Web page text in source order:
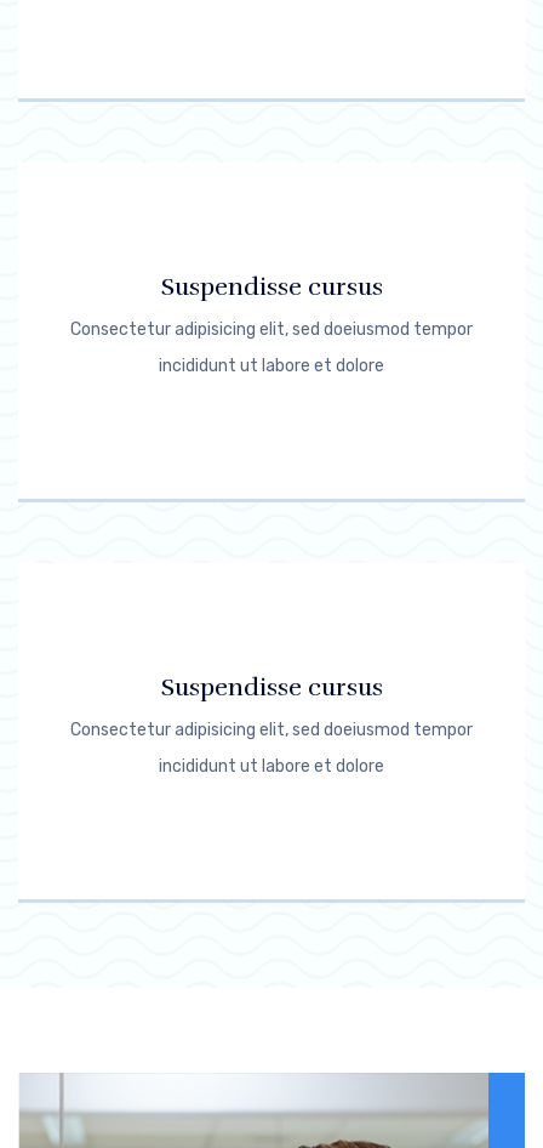
Suspendisse cursus
Consectetur adipisicing elit, sed doeiusmod tempor
incididunt ut labore et dolore
Suspendisse cursus
Consectetur adipisicing elit, sed doeiusmod tempor
incididunt ut labore et dolore